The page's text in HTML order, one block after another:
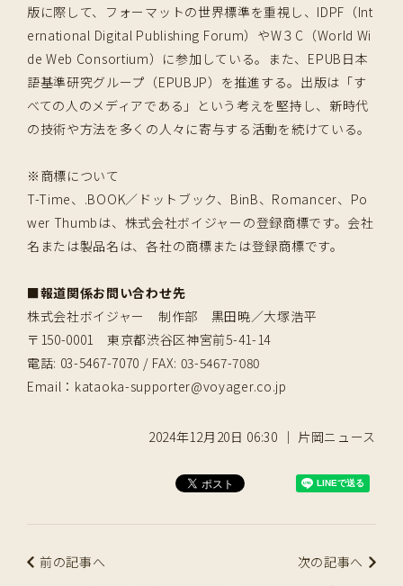
版に際して、フォーマットの世界標準を重視し、IDPF（Int
ernational Digital Publishing Forum）やW３C（World Wi
de Web Consortium）に参加している。また、EPUB日本
語基準研究グループ（EPUBJP）を推進する。出版は「す
べての人のメディアである」という考えを堅持し、新時代
の技術や方法を多くの人々に寄与する活動を続けている。
※商標について
T-Time、.BOOK／ドットブック、BinB、Romancer、Po
wer Thumbは、株式会社ボイジャーの登録商標です。会社
名または製品名は、各社の商標または登録商標です。
■報道関係お問い合わせ先
株式会社ボイジャー 制作部 黒田暁／大塚浩平
〒150-0001 東京都渋谷区神宮前5-41-14
電話: 03-5467-7070 / FAX: 03-5467-7080
Email：kataoka-supporter@voyager.co.jp
2024年12月20日 06:30 ｜ 片岡ニュース
前の記事へ
次の記事へ